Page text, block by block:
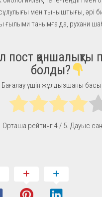
сұлулығы мен тыныштығы, әрі
ғылыми танымға да, рухани
пост қаншалықты
болды?
Бағалау үшін жұлдызшаны
Орташа рейтинг4/ 5. Дауыс